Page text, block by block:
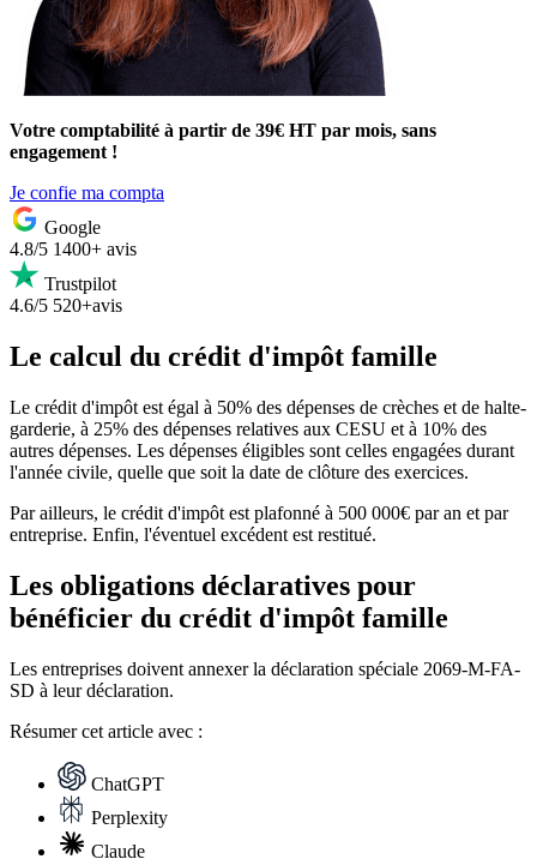
Votre comptabilité à partir de 39€ HT par mois, sans
engagement !
Je confie ma compta
Google
4.8/5 1400+ avis
Trustpilot
4.6/5 520+avis
Le calcul du crédit d'impôt famille
Le crédit d'impôt est égal à 50% des dépenses de crèches et de halte-
garderie, à 25% des dépenses relatives aux CESU et à 10% des
autres dépenses. Les dépenses éligibles sont celles engagées durant
l'année civile, quelle que soit la date de clôture des exercices.
Par ailleurs, le crédit d'impôt est plafonné à 500 000€ par an et par
entreprise. Enfin, l'éventuel excédent est restitué.
Les obligations déclaratives pour
bénéficier du crédit d'impôt famille
Les entreprises doivent annexer la déclaration spéciale 2069-M-FA-
SD à leur déclaration.
Résumercet article avec :
ChatGPT
Perplexity
Claude